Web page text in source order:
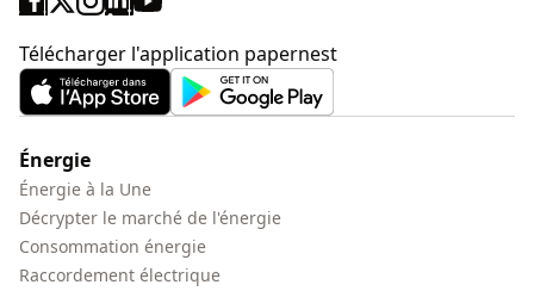
Télécharger l'application papernest
Énergie
Énergie à la Une
Décrypter le marché de l'énergie
Consommation énergie
Raccordement électrique